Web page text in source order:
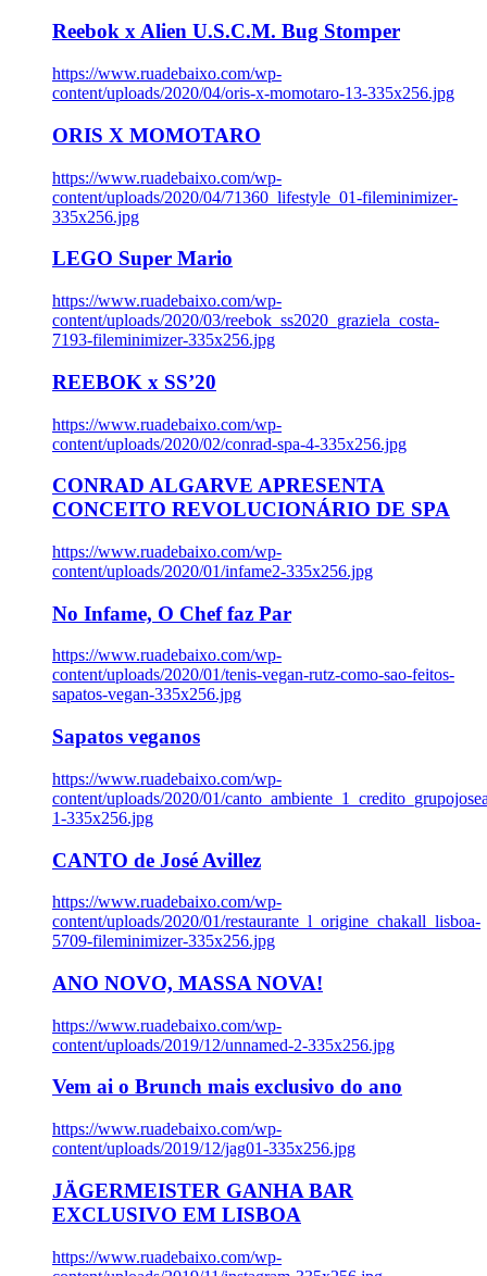
Reebok x Alien U.S.C.M. Bug Stomper
https://www.ruadebaixo.com/wp-
content/uploads/2020/04/oris-x-momotaro-13-335x256.jpg
ORIS X MOMOTARO
https://www.ruadebaixo.com/wp-
content/uploads/2020/04/71360_lifestyle_01-fileminimizer-
335x256.jpg
LEGO Super Mario
https://www.ruadebaixo.com/wp-
content/uploads/2020/03/reebok_ss2020_graziela_costa-
7193-fileminimizer-335x256.jpg
REEBOK x SS’20
https://www.ruadebaixo.com/wp-
content/uploads/2020/02/conrad-spa-4-335x256.jpg
CONRAD ALGARVE APRESENTA
CONCEITO REVOLUCIONÁRIO DE SPA
https://www.ruadebaixo.com/wp-
content/uploads/2020/01/infame2-335x256.jpg
No Infame, O Chef faz Par
https://www.ruadebaixo.com/wp-
content/uploads/2020/01/tenis-vegan-rutz-como-sao-feitos-
sapatos-vegan-335x256.jpg
Sapatos veganos
https://www.ruadebaixo.com/wp-
content/uploads/2020/01/
1-335x256.jpg
CANTO de José Avillez
https://www.ruadebaixo.com/wp-
content/uploads/2020/01/restaurante_l_origine_chakall_lisboa-
5709-fileminimizer-335x256.jpg
ANO NOVO, MASSA NOVA!
https://www.ruadebaixo.com/wp-
content/uploads/2019/12/unnamed-2-335x256.jpg
Vem ai o Brunch mais exclusivo do ano
https://www.ruadebaixo.com/wp-
content/uploads/2019/12/jag01-335x256.jpg
JÄGERMEISTER GANHA BAR
EXCLUSIVO EM LISBOA
https://www.ruadebaixo.com/wp-